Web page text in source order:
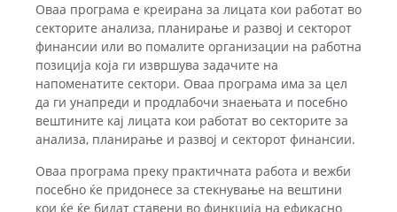
Оваа програма е креирана за лицата кои работат во
секторите анализа, планирање и развој и секторот
финансии или во помалите организации на работна
позиција која ги извршува задачите на
напоменатите сектори. Оваа програма има за цел
да ги унапреди и продлабочи знаењата и посебно
вештините кај лицата кои работат во секторите за
анализа, планирање и развој и секторот финансии.
Оваа програма преку практичната работа и вежби
посебно ќе придонесе за стекнување на вештини
кои ќе ќе бидат ставени во финкција на ефикасно